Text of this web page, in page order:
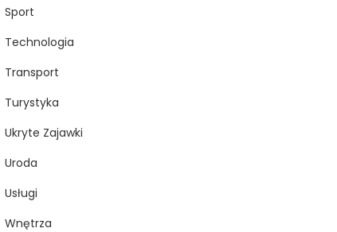
Sport
Technologia
Transport
Turystyka
Ukryte Zajawki
Uroda
Usługi
Wnętrza